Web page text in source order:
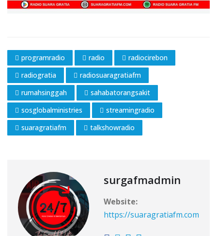
programradio radio
radiocirebon
radiogratia
radiosuaragratiafm
rumahsinggah
sahabatorangsakit
sosglobalministries
streamingradio
suaragratiafm
talkshowradio
surgafmadmin
Website:
https://suaragratiafm.com